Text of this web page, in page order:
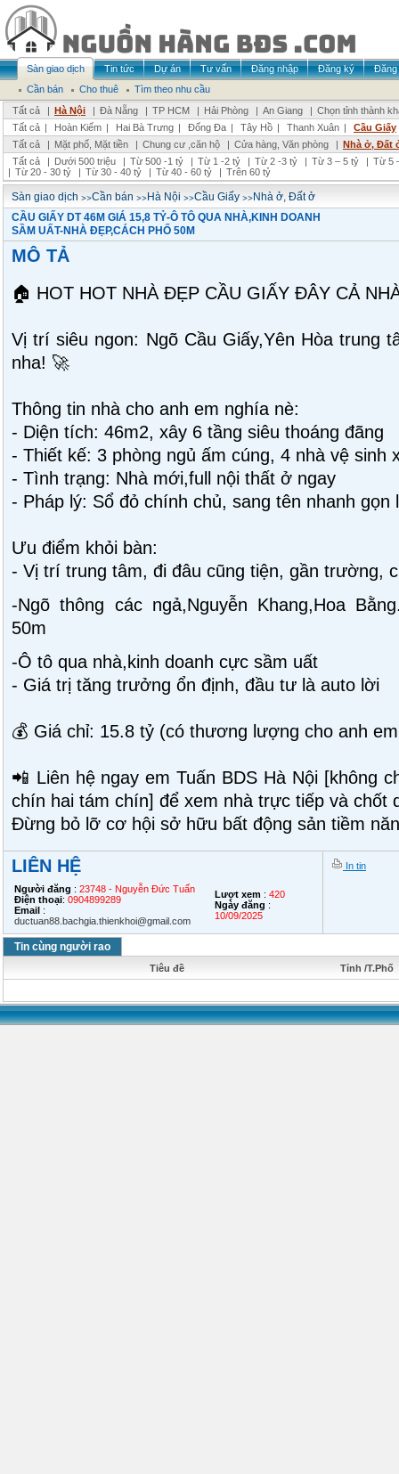
Sàn giao dịch Tin tức Dự án Tư vấn Đăng nhập Đăng ký
Đăng
Cần bán
Cho thuê
Tìm theo nhu cầu
Tất cả
| Hà Nội | Đà Nẵng | TP HCM | Hải Phòng | An Giang | Chọn tỉnh thành
Tất cả | Hoàn Kiếm | Hai Bà Trưng | Đống Đa | Tây Hồ | Thanh Xuân |
Cầu Giấy
Tất cả
| Mặt phố, Mặt tiền | Chung cư ,căn hộ | Cửa hàng, Văn phòng | Nhà ở, Đất
Tất cả
| Dưới 500 triệu | Từ 500 -1 tỷ | Từ 1 -2 tỷ | Từ 2 -3 tỷ | Từ 3 – 5 tỷ | Từ 5
| Từ 20 - 30 tỷ | Từ 30 - 40 tỷ | Từ 40 - 60 tỷ | Trên 60 tỷ
Sàn giao dịch >>Cần bán >>Hà Nội >>Cầu Giấy >>Nhà ở, Đất ở
CẦU GIẤY DT 46M GIÁ 15,8 TỶ-Ô TÔ QUA NHÀ,KINH DOANH
SẦM UẤT-NHÀ ĐẸP,CÁCH PHỐ 50M
MÔ TẢ
🏠 HOT HOT NHÀ ĐẸP CẦU GIẤY ĐÂY CẢ
Vị trí siêu ngon: Ngõ Cầu Giấy,Yên Hòa trung
nha! 🚀
Thông tin nhà cho anh em nghía nè:
- Diện tích: 46m2, xây 6 tầng siêu thoáng đãng
- Thiết kế: 3 phòng ngủ ấm cúng, 4 nhà vệ sinh
- Tình trạng: Nhà mới,full nội thất ở ngay
- Pháp lý: Sổ đỏ chính chủ, sang tên nhanh gọn
Ưu điểm khỏi bàn:
- Vị trí trung tâm, đi đâu cũng tiện, gần trường,
-Ngõ thông các ngả,Nguyễn Khang,Hoa
50m
-Ô tô qua nhà,kinh doanh cực sầm uất
- Giá trị tăng trưởng ổn định, đầu tư là auto lời
💰 Giá chỉ: 15.8 tỷ (có thương lượng cho anh
📲 Liên hệ ngay em Tuấn BDS Hà Nội [không
chín hai tám chín] để xem nhà trực tiếp và chốt
Đừng bỏ lỡ cơ hội sở hữu bất động sản tiềm
LIÊN HỆ
Người đăng : 23748 - Nguyễn Đức Tuấn
Điện thoại: 0904899289
Email :
ductuan88.bachgia.thienkhoi@gmail.com
Lượt xem : 420
Ngày đăng :
10/09/2025
In tin
Tin cùng người rao
Tiêu đề Tỉnh /T.Phố